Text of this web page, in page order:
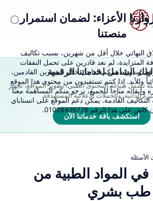
الأعزاء: لضمان استمرار
منصتنا
النهائي خلال أقل من شهرين، بسبب تكاليف
المتزايدة، لم نعد قادرين على تحمل النفقات
وبدون دعمكم العاجل خلال الشهرين القادمين،
وللأبد. إذا كنتم تستفيدون من محتوى هذا الموقع
وإبقائه متاحاً للجميع، نرجو منكم المساهمة معنا
القادمة. يمكن دعم الموقع على انستاباي
على هذا الرقم 01028439778.
الشامل لخدماتنا الرقمية
تشمل صياغة المحتوى الطبي، تطوير المواقع، تجهيز
الذاتية، والحملات الإعلانية المستهدفة.
استكشف باقة خدماتنا الآن
الأسئلة
في المواد الطبية من
طب بشري